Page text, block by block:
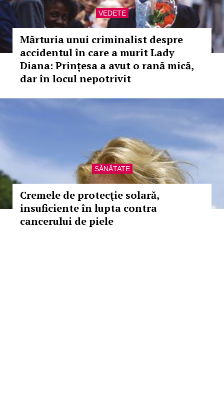
VEDETE
Mărturia unui criminalist despre
accidentul în care a murit Lady
Diana: Prințesa a avut o rană mică,
dar în locul nepotrivit
SĂNĂTATE
Cremele de protecţie solară,
insuficiente în lupta contra
cancerului de piele